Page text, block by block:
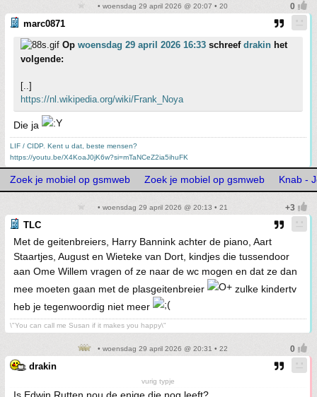
• woensdag 29 april 2026 @ 20:07 • 20
marc0871
Op woensdag 29 april 2026 16:33 schreef drakin het
volgende:
[..]
https://nl.wikipedia.org/wiki/Frank_Noya
Die ja
LIF / CIDP. Kent u dat, beste mensen?
https://youtu.be/X4KoaJ0jK6w?si=mTaNCeZ2ia5ihuFK
Zoek je mobiel op gsmweb Zoek je mobiel op gsmweb Knab -
• woensdag 29 april 2026 @ 20:13 • 21
TLC
Met de geitenbreiers, Harry Bannink achter de piano, Aart
Staartjes, August en Wieteke van Dort, kindjes die tussendoor
aan Ome Willem vragen of ze naar de wc mogen en dat ze dan
mee moeten gaan met de plasgeitenbreier
zulke kindertv
heb je tegenwoordig niet meer
\"You can call me Susan if it makes you happy\"
• woensdag 29 april 2026 @ 20:31 • 22
drakin
vurig typje